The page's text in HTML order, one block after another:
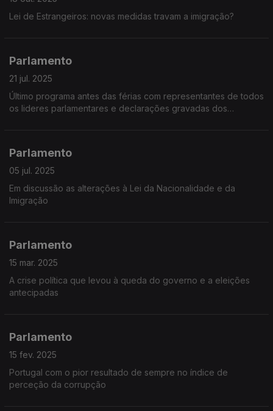
Lei de Estrangeiros: novas medidas travam a imigração?
Parlamento
21 jul. 2025
Último programa antes das férias com representantes de todos
os lideres parlamentares e declarações gravadas dos
Parlamento
05 jul. 2025
Em discussão as alterações à Lei da Nacionalidade e da
Imigração
Parlamento
15 mar. 2025
A crise política que levou à queda do governo e a eleições
antecipadas
Parlamento
15 fev. 2025
Portugal com o pior resultado de sempre no índice de
perceção da corrupção